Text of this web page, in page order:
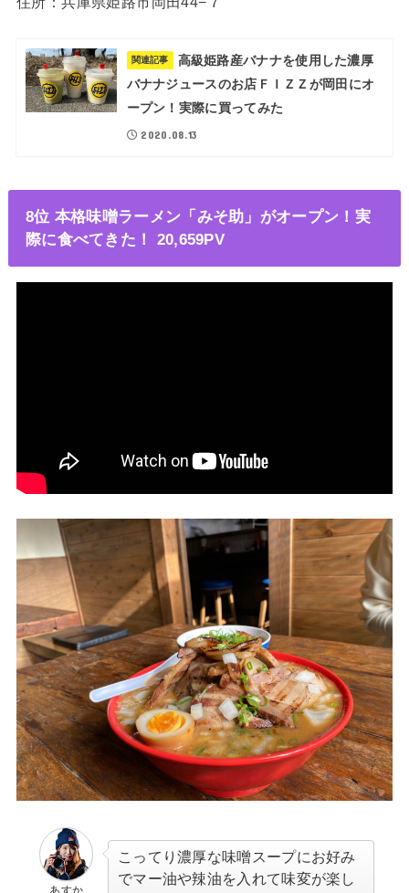
関連記事
高級姫路産バナナを使用した濃厚
バナナジュースのお店ＦＩＺＺが岡田にオ
ープン！実際に買ってみた
2020.08.13
8位 本格味噌ラーメン「みそ助」がオープン！実
際に食べてきた！ 20,659PV
こってり濃厚な味噌スープにお好み
でマー油や辣油を入れて味変が楽し